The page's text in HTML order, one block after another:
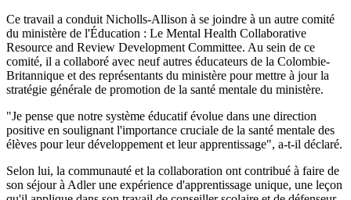
Ce travail a conduit Nicholls-Allison à se joindre à un autre comité
du ministère de l'Éducation : Le Mental Health Collaborative
Resource and Review Development Committee. Au sein de ce
comité, il a collaboré avec neuf autres éducateurs de la Colombie-
Britannique et des représentants du ministère pour mettre à jour la
stratégie générale de promotion de la santé mentale du ministère.
"Je pense que notre système éducatif évolue dans une direction
positive en soulignant l'importance cruciale de la santé mentale des
élèves pour leur développement et leur apprentissage", a-t-il déclaré.
Selon lui, la communauté et la collaboration ont contribué à faire de
son séjour à Adler une expérience d'apprentissage unique, une leçon